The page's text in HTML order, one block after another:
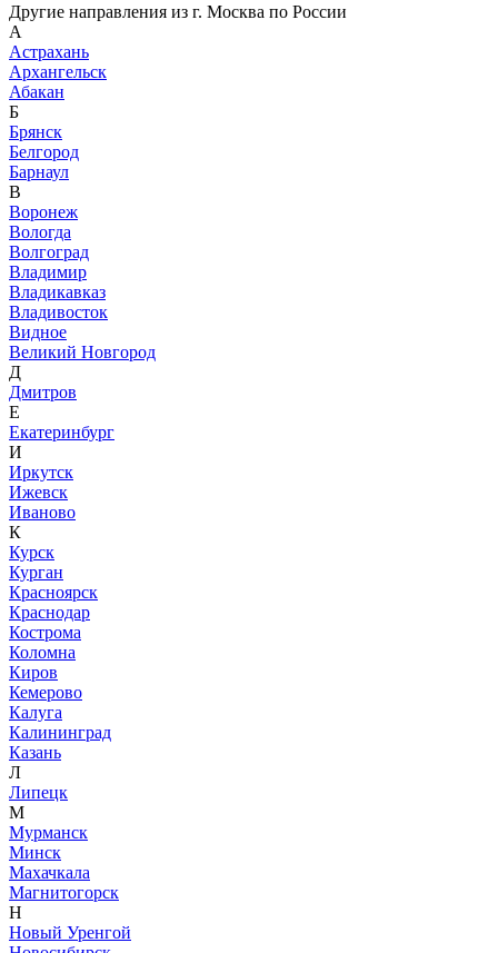
Другие направления из г. Москва по России
А
Астрахань
Архангельск
Абакан
Б
Брянск
Белгород
Барнаул
В
Воронеж
Вологда
Волгоград
Владимир
Владикавказ
Владивосток
Видное
Великий Новгород
Д
Дмитров
Е
Екатеринбург
И
Иркутск
Ижевск
Иваново
К
Курск
Курган
Красноярск
Краснодар
Кострома
Коломна
Киров
Кемерово
Калуга
Калининград
Казань
Л
Липецк
М
Мурманск
Минск
Махачкала
Магнитогорск
Н
Новый Уренгой